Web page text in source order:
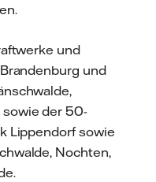
und
und
sowie der 50-
Lippendorf sowie
Nochten,